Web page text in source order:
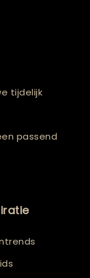
tijdelijk
passend